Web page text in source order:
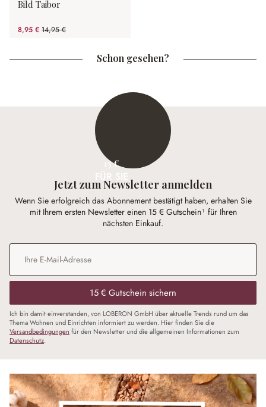
Bild Taibor
8,95 € 14,95 €
(40.13% gespart)
Schon gesehen?
15 €
Jetzt zum Newsletter anmelden
Wenn Sie erfolgreich das Abonnement bestätigt haben, erhalten Sie
mit Ihrem ersten Newsletter einen 15 € Gutschein¹ für Ihren
nächsten Einkauf.
E-Mail-Adresse
15 € Gutschein sichern
Ich bin damit einverstanden, von LOBERON GmbH über aktuelle Trends rund um das
Thema Wohnen und Einrichten informiert zu werden. Hier finden Sie die
Versandbedingungen für den Newsletter und die allgemeinen Informationen zum
Datenschutz.